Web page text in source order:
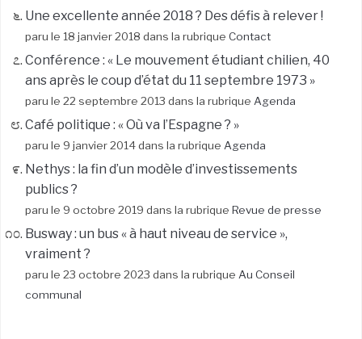
Une excellente année 2018 ? Des défis à relever !
paru le 18 janvier 2018 dans la rubrique Contact
Conférence : « Le mouvement étudiant chilien, 40
ans après le coup d’état du 11 septembre 1973 »
paru le 22 septembre 2013 dans la rubrique Agenda
Café politique : « Où va l’Espagne ? »
paru le 9 janvier 2014 dans la rubrique Agenda
Nethys : la fin d’un modèle d’investissements
publics ?
paru le 9 octobre 2019 dans la rubrique Revue de presse
Busway : un bus « à haut niveau de service »,
vraiment ?
paru le 23 octobre 2023 dans la rubrique Au Conseil
communal